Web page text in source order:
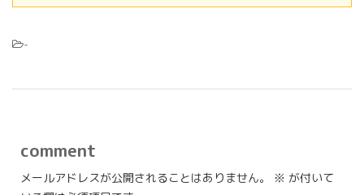
-
comment
メールアドレスが公開されることはありません。 ※ が付いて